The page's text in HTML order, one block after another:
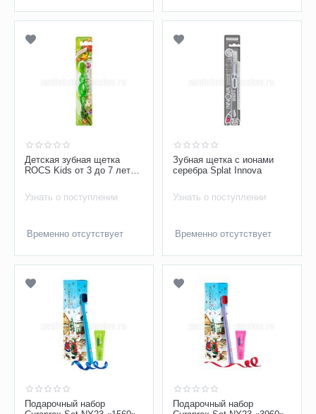
Детская зубная щетка
ROCS Kids от 3 до 7 лет
Узнать о поступлении
Временно отсутствует
Зубная щетка с ионами
серебра Splat Innova
Узнать о поступлении
Временно отсутствует
​Подарочный набор
Подарочный набор